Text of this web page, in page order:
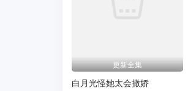
更新全集
白月光怪她太会撒娇